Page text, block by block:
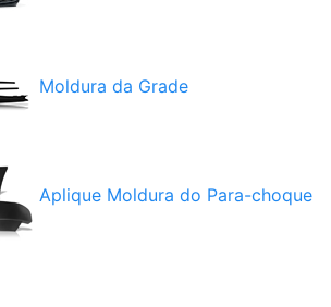
Moldura da Grade
Aplique Moldura do Para-choque